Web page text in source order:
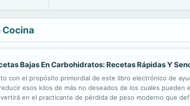
Bajas En Carbohidratos: Recetas Rápidas Y
con el propósito primordial de este libro electrónico de
esos kilos de más no deseados de los cuales
en el practicante de pérdida de peso moderno que